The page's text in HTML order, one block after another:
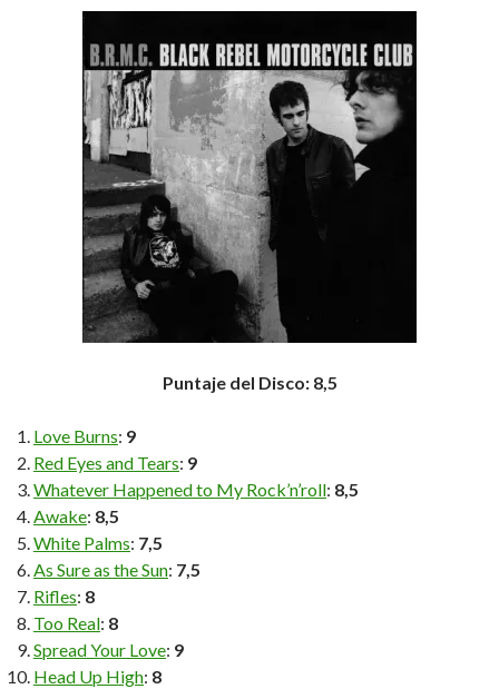
Puntaje del Disco: 8,5
Love Burns: 9
Red Eyes and Tears: 9
Whatever Happened to My Rock’n’roll: 8,5
Awake: 8,5
White Palms: 7,5
As Sure as the Sun: 7,5
Rifles: 8
Too Real: 8
Spread Your Love: 9
Head Up High: 8